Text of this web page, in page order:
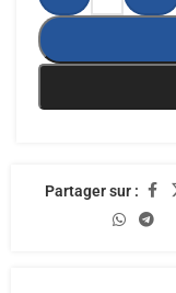
Partager sur :